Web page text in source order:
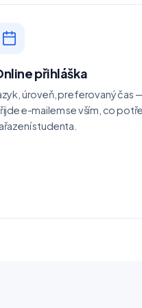
přihláška
úroveň, preferovaný čas
e-mailem se vším, co
studenta.